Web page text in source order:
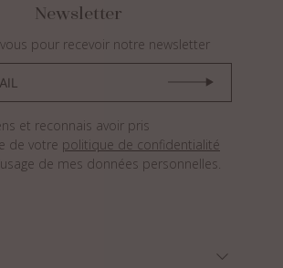
Newsletter
pour recevoir notre newsletter
et reconnais avoir pris
de votre politique de confidentialité
de mes données personnelles.